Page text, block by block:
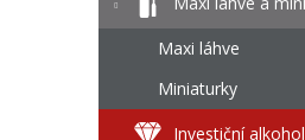
Maxi láhve
Miniaturky
Investiční alkohol